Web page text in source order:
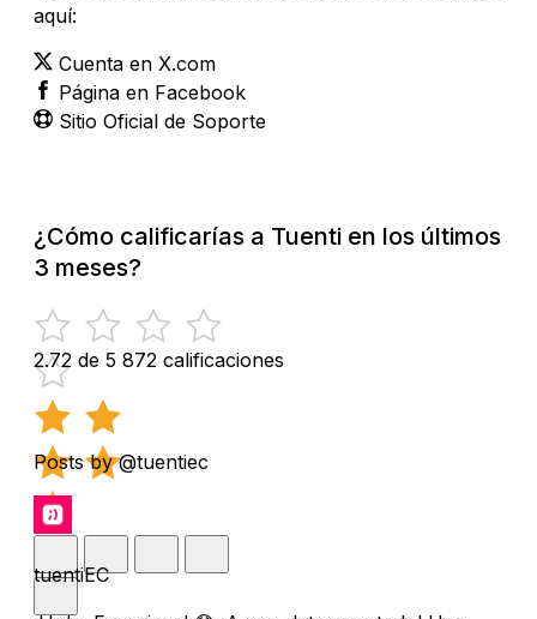
aquí:
Cuenta en X.com
Página en Facebook
Sitio Oficial de Soporte
¿Cómo calificarías a Tuenti en los últimos
3 meses?
2.72 de 5 872 calificaciones
Posts by @tuentiec
tuentiEC